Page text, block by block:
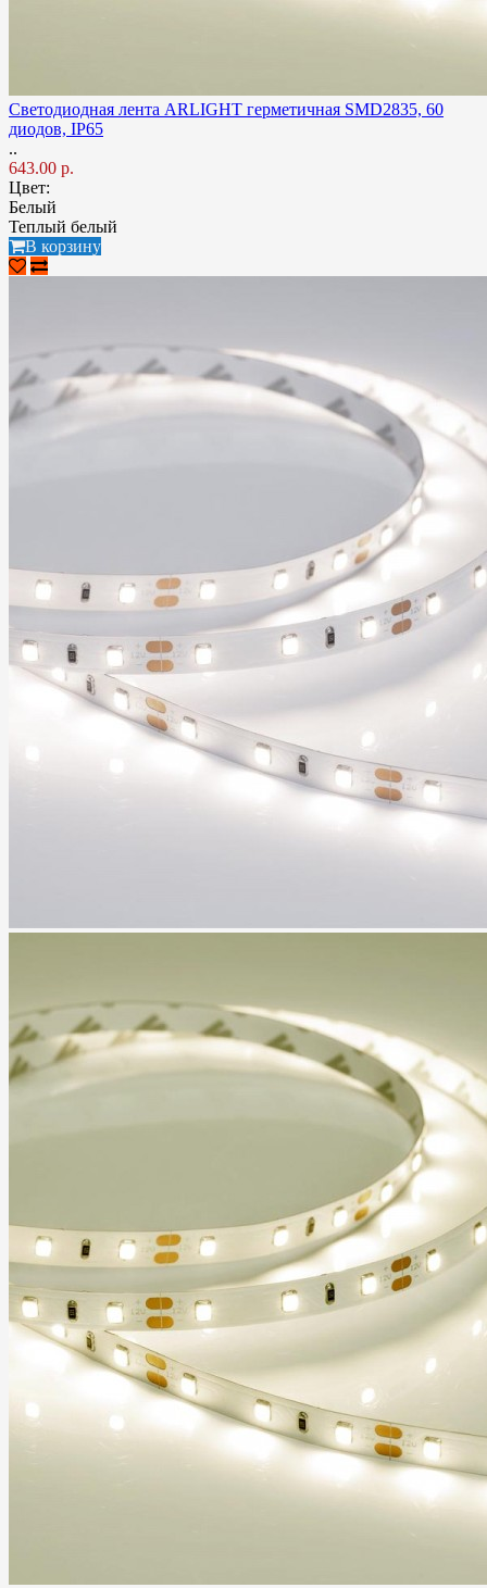
Светодиодная лента ARLIGHT герметичная SMD2835, 60
диодов, IP65
..
643.00 р.
Цвет:
Белый
Теплый белый
В корзину